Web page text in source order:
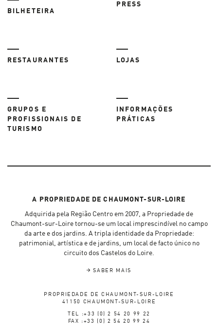
BILHETEIRA
PRESS
RESTAURANTES LOJAS
GRUPOS E
PROFISSIONAIS DE
TURISMO
INFORMAÇÕES
PRÁTICAS
A PROPRIEDADE DE CHAUMONT-SUR-LOIRE
Adquirida pela Região Centro em 2007, a Propriedade de
Chaumont-sur-Loire tornou-se um local imprescindível no campo
da arte e dos jardins. A tripla identidade da Propriedade:
patrimonial, artística e de jardins, um local de facto único no
circuito dos Castelos do Loire.
SABER MAIS
PROPRIEDADE DE CHAUMONT-SUR-LOIRE
41150 CHAUMONT-SUR-LOIRE
TEL :+33 (0) 2 54 20 99 22
FAX :+33 (0) 2 54 20 99 24